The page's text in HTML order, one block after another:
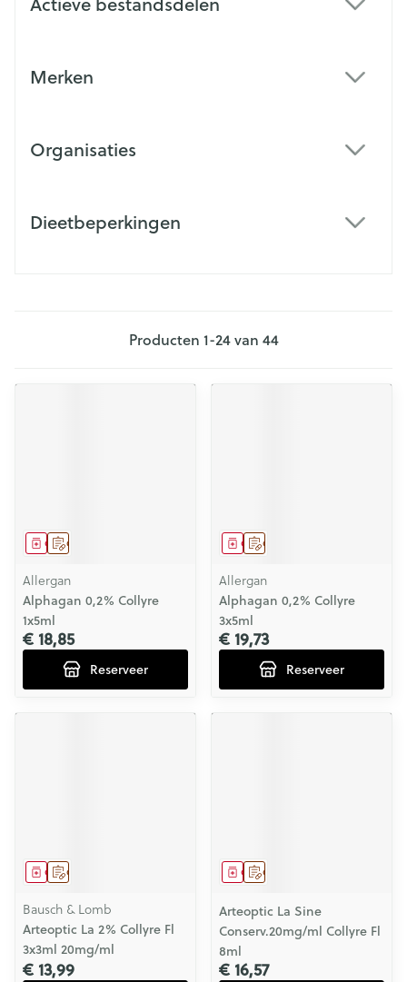
Merken
Organisaties
Dieetbeperkingen
Producten 1-24van 44
Op voorschrift
Geneesmiddel
Allergan
Alphagan 0,2% Collyre
1x5ml
€ 18,85
Reserveer
Op voorschrift
Geneesmiddel
Allergan
Alphagan 0,2% Collyre
3x5ml
€ 19,73
Reserveer
Op voorschrift
Geneesmiddel
Bausch & Lomb
Arteoptic La 2% Collyre Fl
3x3ml 20mg/ml
€ 13,99
Op voorschrift
Geneesmiddel
Arteoptic La Sine
Conserv.20mg/ml Collyre Fl
8ml
€ 16,57